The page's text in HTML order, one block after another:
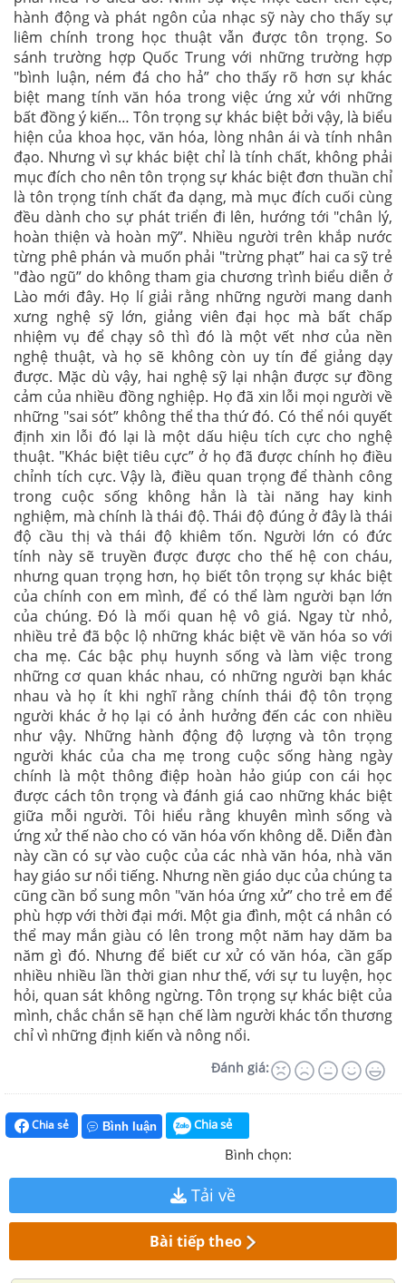
hành động và phát ngôn của nhạc sỹ này cho thấy sự
liêm chính trong học thuật vẫn được tôn trọng. So
sánh trường hợp Quốc Trung với những trường hợp
"bình luận, ném đá cho hả” cho thấy rõ hơn sự khác
biệt mang tính văn hóa trong việc ứng xử với những
bất đồng ý kiến… Tôn trọng sự khác biệt bởi vậy, là biểu
hiện của khoa học, văn hóa, lòng nhân ái và tính nhân
đạo. Nhưng vì sự khác biệt chỉ là tính chất, không phải
mục đích cho nên tôn trọng sự khác biệt đơn thuần chỉ
là tôn trọng tính chất đa dạng, mà mục đích cuối cùng
đều dành cho sự phát triển đi lên, hướng tới "chân lý,
hoàn thiện và hoàn mỹ”. Nhiều người trên khắp nước
từng phê phán và muốn phải "trừng phạt” hai ca sỹ trẻ
"đào ngũ” do không tham gia chương trình biểu diễn ở
Lào mới đây. Họ lí giải rằng những người mang danh
xưng nghệ sỹ lớn, giảng viên đại học mà bất chấp
nhiệm vụ để chạy sô thì đó là một vết nhơ của nền
nghệ thuật, và họ sẽ không còn uy tín để giảng dạy
được. Mặc dù vậy, hai nghệ sỹ lại nhận được sự đồng
cảm của nhiều đồng nghiệp. Họ đã xin lỗi mọi người về
những "sai sót” không thể tha thứ đó. Có thể nói quyết
định xin lỗi đó lại là một dấu hiệu tích cực cho nghệ
thuật. "Khác biệt tiêu cực” ở họ đã được chính họ điều
chỉnh tích cực. Vậy là, điều quan trọng để thành công
trong cuộc sống không hẳn là tài năng hay kinh
nghiệm, mà chính là thái độ. Thái độ đúng ở đây là thái
độ cầu thị và thái độ khiêm tốn. Người lớn có đức
tính này sẽ truyền được được cho thế hệ con cháu,
nhưng quan trọng hơn, họ biết tôn trọng sự khác biệt
của chính con em mình, để có thể làm người bạn lớn
của chúng. Đó là mối quan hệ vô giá. Ngay từ nhỏ,
nhiều trẻ đã bộc lộ những khác biệt về văn hóa so với
cha mẹ. Các bậc phụ huynh sống và làm việc trong
những cơ quan khác nhau, có những người bạn khác
nhau và họ ít khi nghĩ rằng chính thái độ tôn trọng
người khác ở họ lại có ảnh hưởng đến các con nhiều
như vậy. Những hành động độ lượng và tôn trọng
người khác của cha mẹ trong cuộc sống hàng ngày
chính là một thông điệp hoàn hảo giúp con cái học
được cách tôn trọng và đánh giá cao những khác biệt
giữa mỗi người. Tôi hiểu rằng khuyên mình sống và
ứng xử thế nào cho có văn hóa vốn không dễ. Diễn đàn
này cần có sự vào cuộc của các nhà văn hóa, nhà văn
hay giáo sư nổi tiếng. Nhưng nền giáo dục của chúng ta
cũng cần bổ sung môn "văn hóa ứng xử” cho trẻ em để
phù hợp với thời đại mới. Một gia đình, một cá nhân có
thể may mắn giàu có lên trong một năm hay dăm ba
năm gì đó. Nhưng để biết cư xử có văn hóa, cần gấp
nhiều nhiều lần thời gian như thế, với sự tu luyện, học
hỏi, quan sát không ngừng. Tôn trọng sự khác biệt của
mình, chắc chắn sẽ hạn chế làm người khác tổn thương
chỉ vì những định kiến và nông nổi.
Đánh giá:
Chia sẻ Bình luận Chia sẻ
Bình chọn:
Tải về
Bài tiếp theo